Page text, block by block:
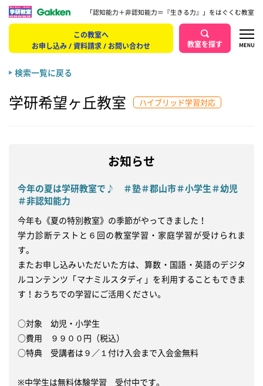
「認知能力＋非認知能力＝『生きる力』」をはぐくむ教室
この教室へ
お申し込み / 資料請求 / お問い合わせ
教室を探す
検索一覧に戻る
学研希望ヶ丘教室 ハイブリッド学習対応
お知らせ
今年の夏は学研教室で♪ ＃塾＃郡山市＃小学生＃幼児
＃非認知能力
今年も《夏の特別教室》の季節がやってきました！
学力診断テストと６回の教室学習・家庭学習が受けられま
す。
またお申し込みいただいた方は、算数・国語・英語のデジタ
ルコンテンツ「マナミルスタディ」を利用することもできま
す！おうちでの学習にご活用ください。
○対象　幼児・小学生
○費用　９９００円（税込）
○特典　受講者は９／１付け入会まで入会金無料
※中学生は無料体験学習　受付中です。